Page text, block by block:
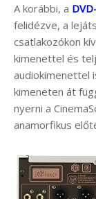
A korábbi, a
felidézve, a
csatlakozókon
kimenettel és
audiokimenettel
kimeneten át
nyerni a
anamorfikus